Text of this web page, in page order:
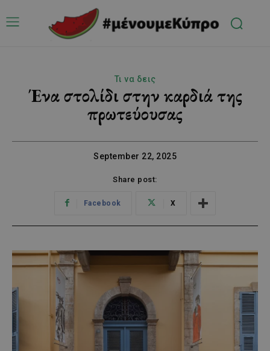
Τι να δεις
Ένα στολίδι στην καρδιά της
πρωτεύουσας
September 22, 2025
Share post:
Facebook X